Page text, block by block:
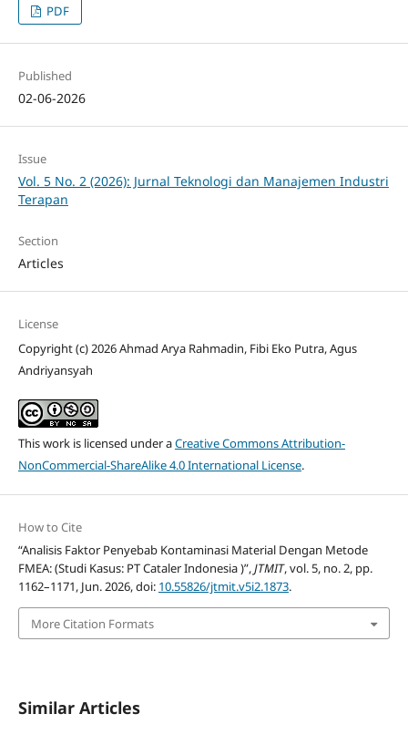
PDF
Published
02-06-2026
Issue
Vol. 5 No. 2 (2026): Jurnal Teknologi dan Manajemen Industri
Terapan
Section
Articles
License
Copyright (c) 2026 Ahmad Arya Rahmadin, Fibi Eko Putra, Agus
Andriyansyah
This work is licensed under aCreative Commons Attribution-
NonCommercial-ShareAlike 4.0 International License.
How to Cite
“Analisis Faktor Penyebab Kontaminasi Material Dengan Metode
FMEA: (Studi Kasus: PT Cataler Indonesia )”,JTMIT, vol. 5, no. 2, pp.
1162–1171, Jun. 2026, doi: 10.55826/jtmit.v5i2.1873.
More Citation Formats
Similar Articles